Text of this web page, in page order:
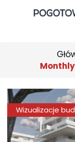
Wizualizacje